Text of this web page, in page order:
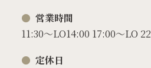
営業時間
11:30～LO14:00 17:00～LO
定休日